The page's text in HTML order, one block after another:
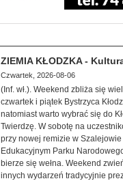
ZIEMIA KŁODZKA -
Czwartek, 2026-08-06
(Inf. wł.). Weekend zbliża się
czwartek i piątek Bystrzyca
natomiast warto wybrać się do
Twierdzę. W sobotę na
przy nowej remizie w
Edukacyjnym Parku
bierze się wełna. Weekend
innych wydarzeń tradycyjnie